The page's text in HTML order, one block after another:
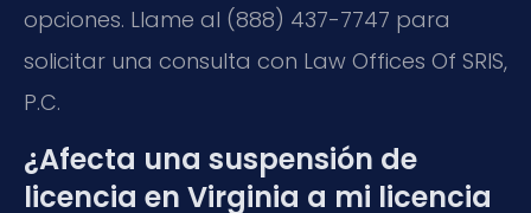
opciones. Llame al (888) 437-7747 para
solicitar una consulta con Law Offices Of SRIS,
P.C.
¿Afecta una suspensión de
licencia en Virginia a mi licencia